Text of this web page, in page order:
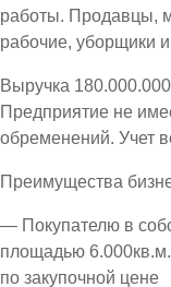
работы. Продавцы,
рабочие, уборщики
Выручка
Предприятие не
обременений. Учет
Преимущества
— Покупателю в
площадью
по закупочной цене